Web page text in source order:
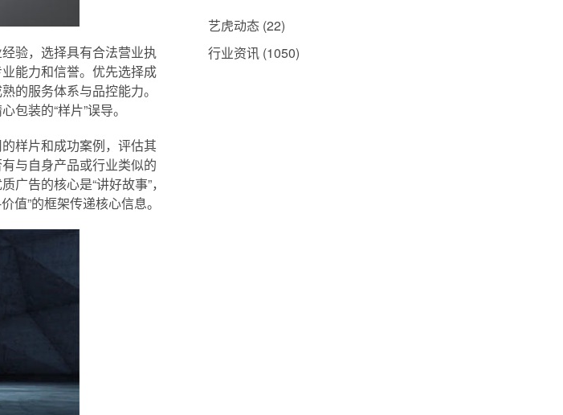
验，选择具有合法营业执
能力和信誉。优先选择成
的服务体系与品控能力。
装的“样片”误导。
样片和成功案例，评估其
与自身产品或行业类似的
告的核心是“讲好故事”，
值”的框架传递核心信息。
艺虎动态 (22)
行业资讯 (1050)